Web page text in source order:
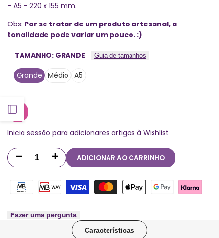
Abrir
barra
lateral
- A5 - 220 x 155 mm.
Obs: Por se tratar de um produto artesanal, a
tonalidade pode variar um pouco. :)
TAMANHO: GRANDE Guia de tamanhos
Grande Médio A5
Inicia sessão para adicionares artigos à Wishlist
Diminuir
para
Separadores
Aumentar
Separadores
Básicos
ADICIONAR AO CARRINHO
Fazer uma pergunta
Características